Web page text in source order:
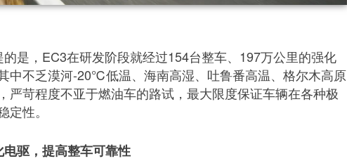
是，EC3在研发阶段就经过154台整车、197万公里的强化
中不乏漠河-20℃低温、海南高湿、吐鲁番高温、格尔木高原
严苛程度不亚于燃油车的路试，最大限度保证车辆在各种极
定性。
电驱，提高整车可靠性